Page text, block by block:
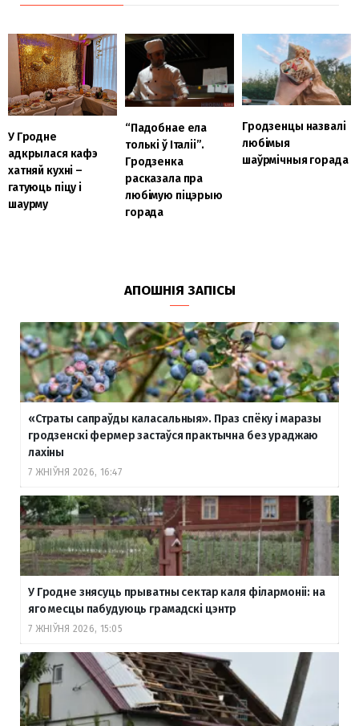
У Гродне
адкрылася кафэ
хатняй кухні –
гатуюць піцу і
шаурму
“Падобнае ела
толькі ў Італіі”.
Гродзенка
расказала пра
любімую піцэрыю
горада
Гродзенцы назвалі
любімыя
шаўрмічныя горада
АПОШНІЯ ЗАПІСЫ
«Страты сапраўды каласальныя». Праз спёку і маразы
гродзенскі фермер застаўся практычна без ураджаю
лахіны
7 ЖНІЎНЯ 2026, 16:47
У Гродне знясуць прыватны сектар каля філармоніі: на
яго месцы пабудуюць грамадскі цэнтр
7 ЖНІЎНЯ 2026, 15:05